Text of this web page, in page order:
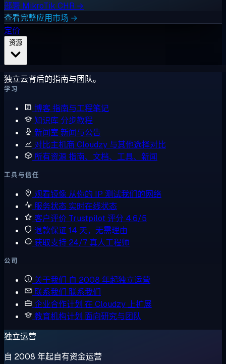
部署 MikroTik CHR →
查看完整应用市场 →
定价
独立云背后的指南与团队。
学习
博客指南与工程笔记
知识库 分步教程
新闻室 新闻与公告
对比主机商 Cloudzy 与其他选择对比
所有资源指南、文档、工具、新闻
工具与信任
观看镜像 从你的 IP 测试我们的网络
服务状态 实时在线状态
客户评价 Trustpilot 评分 4.6/5
退款保证 14 天，无需理由
获取支持 24/7 真人工程师
公司
关于我们 自 2008 年起独立运营
联系我们 联系我们
企业合作计划 在 Cloudzy 上扩展
教育机构计划 面向研究与团队
独立运营
自 2008 年起自有资金运营